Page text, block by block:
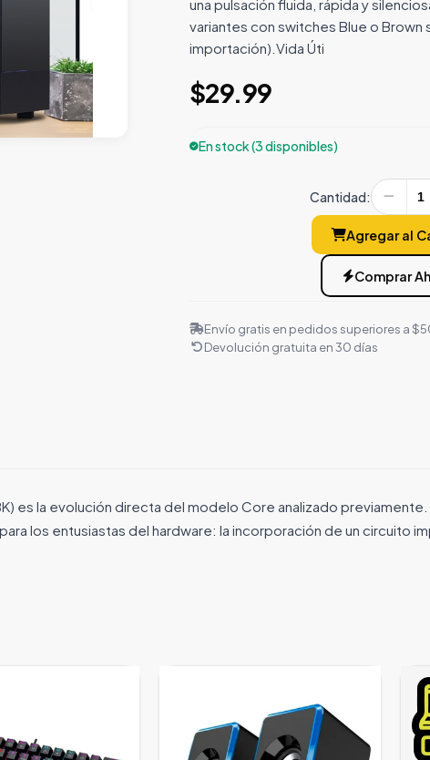
una pulsación fluida, rápida y
variantes con switches Blue o Brown
importación).Vida Úti
$29.99
En stock (3 disponibles)
Cantidad:
Agregar al
Comprar
Envío gratis en pedidos superiores a
Devolución gratuita en 30 días
es la evolución directa del modelo Core analizado
los entusiastas del hardware: la incorporación de un circuito